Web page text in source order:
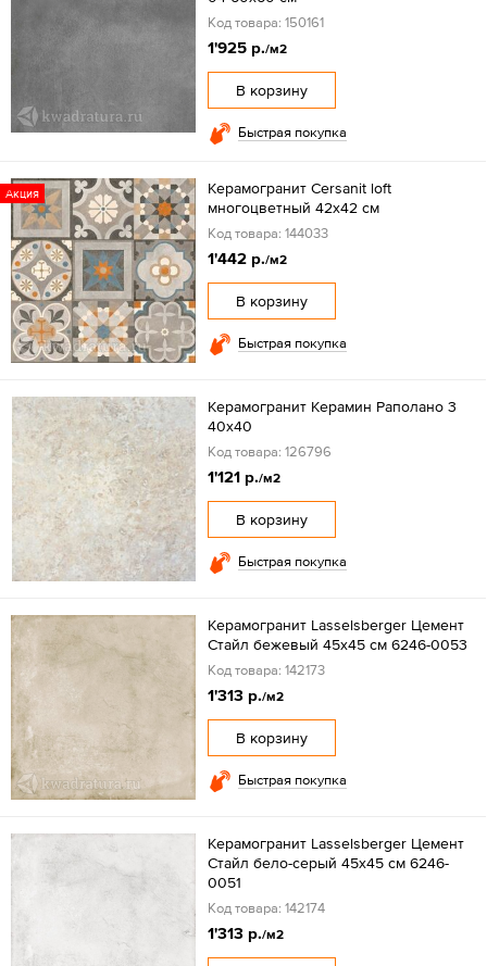
Код товара: 150161
1'925 р./м2
В корзину
Быстрая покупка
Акция
Керамогранит Cersanit loft
многоцветный 42x42 см
Код товара: 144033
1'442 р./м2
В корзину
Быстрая покупка
Керамогранит Керамин Раполано 3
40x40
Код товара: 126796
1'121 р./м2
В корзину
Быстрая покупка
Керамогранит Lasselsberger Цемент
Стайл бежевый 45х45 см 6246-0053
Код товара: 142173
1'313 р./м2
В корзину
Быстрая покупка
Керамогранит Lasselsberger Цемент
Стайл бело-серый 45х45 см 6246-
0051
Код товара: 142174
1'313 р./м2